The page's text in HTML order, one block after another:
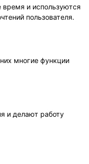
время и используются
пользователя.
многие функции
и делают работу